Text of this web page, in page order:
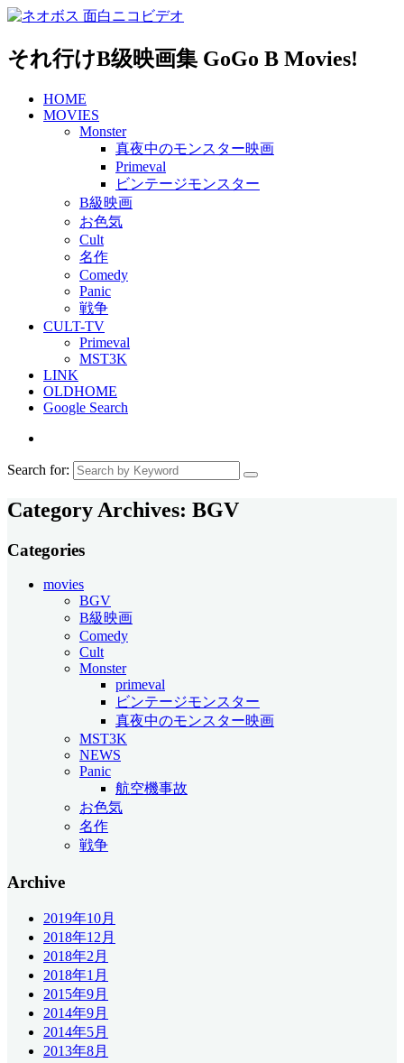
Skip
content
それ行けB级映画集 GoGo B Movies!
HOME
MOVIES
Monster
真夜中のモンスター映画
Primeval
ビンテージモンスター
B級映画
お色気
Cult
名作
Comedy
Panic
戦争
CULT-TV
Primeval
MST3K
LINK
OLDHOME
Google Search
Search for:
Category Archives: BGV
Categories
movies
BGV
B級映画
Comedy
Cult
Monster
primeval
ビンテージモンスター
真夜中のモンスター映画
MST3K
NEWS
Panic
航空機事故
お色気
名作
戦争
Archive
2019年10月
2018年12月
2018年2月
2018年1月
2015年9月
2014年9月
2014年5月
2013年8月